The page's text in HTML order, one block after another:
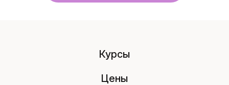
Курсы
Цены